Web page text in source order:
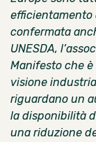
efficientamento
confermata
UNESDA,
Manifesto che
visione
riguardano un
la disponibilità
una riduzione